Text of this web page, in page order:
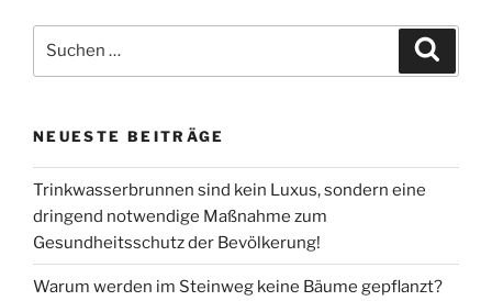
nach:
NEUESTE BEITRÄGE
Trinkwasserbrunnen sind kein Luxus, sondern eine
dringend notwendige Maßnahme zum
Gesundheitsschutz der Bevölkerung!
Warum werden im Steinweg keine Bäume gepflanzt?